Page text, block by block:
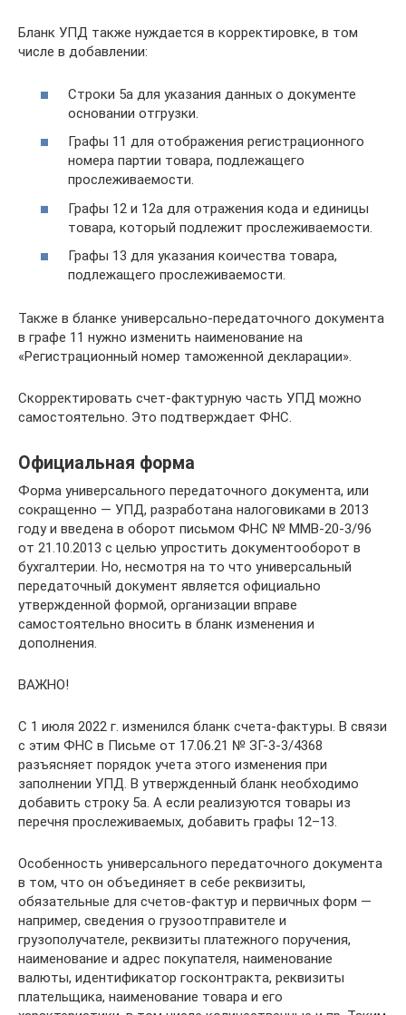
Бланк УПД также нуждается в корректировке, в том
числе в добавлении:
Строки 5а для указания данных о документе
основании отгрузки.
Графы 11 для отображения регистрационного
номера партии товара, подлежащего
прослеживаемости.
Графы 12 и 12а для отражения кода и единицы
товара, который подлежит прослеживаемости.
Графы 13 для указания коичества товара,
подлежащего прослеживаемости.
Также в бланке универсально-передаточного документа
в графе 11 нужно изменить наименование на
«Регистрационный номер таможенной декларации».
Скорректировать счет-фактурную часть УПД можно
самостоятельно. Это подтверждает ФНС.
Официальная форма
Форма универсального передаточного документа, или
сокращенно — УПД, разработана налоговиками в 2013
году и введена в оборот письмом ФНС № ММВ-20-3/96
от 21.10.2013 с целью упростить документооборот в
бухгалтерии. Но, несмотря на то что универсальный
передаточный документ является официально
утвержденной формой, организации вправе
самостоятельно вносить в бланк изменения и
дополнения.
ВАЖНО!
С 1 июля 2022 г. изменился бланк счета-фактуры. В связи
с этим ФНС в Письме от 17.06.21 № ЗГ-3-3/4368
разъясняет порядок учета этого изменения при
заполнении УПД. В утвержденный бланк необходимо
добавить строку 5а. А если реализуются товары из
перечня прослеживаемых, добавить графы 12–13.
Особенность универсального передаточного документа
в том, что он объединяет в себе реквизиты,
обязательные для счетов-фактур и первичных форм —
например, сведения о грузоотправителе и
грузополучателе, реквизиты платежного поручения,
наименование и адрес покупателя, наименование
валюты, идентификатор госконтракта, реквизиты
плательщика, наименование товара и его